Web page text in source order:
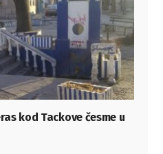
kod Tackove česme u